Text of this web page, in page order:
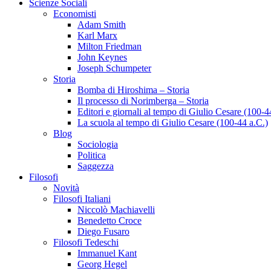
Scienze Sociali
Economisti
Adam Smith
Karl Marx
Milton Friedman
John Keynes
Joseph Schumpeter
Storia
Bomba di Hiroshima – Storia
Il processo di Norimberga – Storia
Editori e giornali al tempo di Giulio Cesare (100-
La scuola al tempo di Giulio Cesare (100-44 a.C.)
Blog
Sociologia
Politica
Saggezza
Filosofi
Novità
Filosofi Italiani
Niccolò Machiavelli
Benedetto Croce
Diego Fusaro
Filosofi Tedeschi
Immanuel Kant
Georg Hegel